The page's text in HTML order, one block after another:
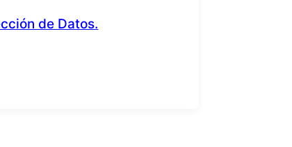
de Datos.